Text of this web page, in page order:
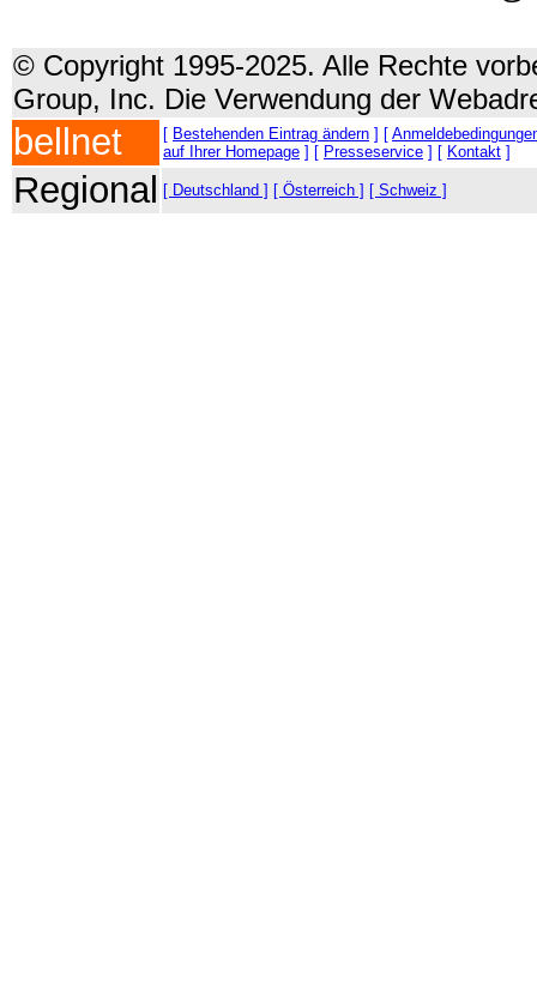
© Copyright 1995-2025. Alle Rechte
Group, Inc. Die Verwendung der
bellnet [ Bestehenden Eintrag ändern ] [
auf Ihrer Homepage ] [ Presseservice ] [ Kontakt ]
Regional [ Deutschland ] [ Österreich ] [ Schweiz ]